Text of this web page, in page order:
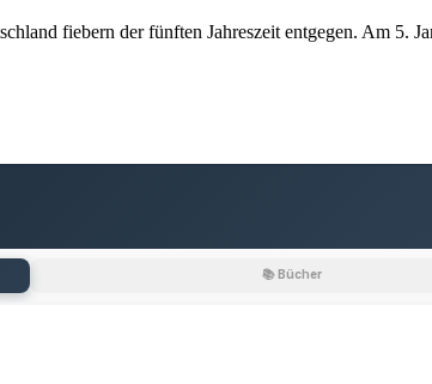
fiebern der fünften Jahreszeit entgegen. Am 5.
📚 Bücher